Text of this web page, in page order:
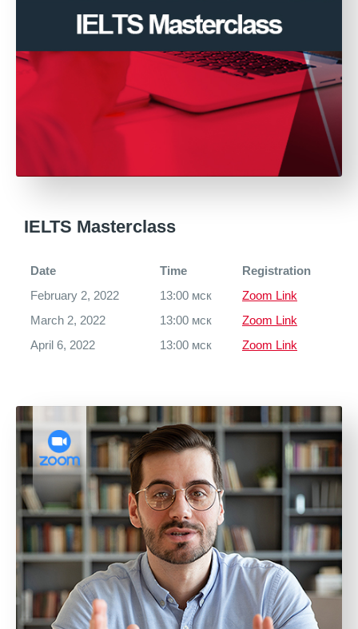
IELTS Masterclass
Date Time
Registration
February 2, 2022
13:00 мск
Zoom Link
March 2, 2022
13:00 мск
Zoom Link
April 6, 2022
13:00 мск Zoom Link